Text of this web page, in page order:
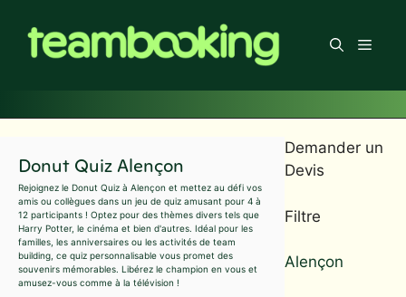
contenu
Menu
Donut Quiz Alençon
Rejoignez le Donut Quiz à Alençon et mettez au défi vos
amis ou collègues dans un jeu de quiz amusant pour 4 à
12 participants ! Optez pour des thèmes divers tels que
Harry Potter, le cinéma et bien d'autres. Idéal pour les
familles, les anniversaires ou les activités de team
building, ce quiz personnalisable vous promet des
souvenirs mémorables. Libérez le champion en vous et
amusez-vous comme à la télévision !
Demander un
Devis
Filtre
Alençon